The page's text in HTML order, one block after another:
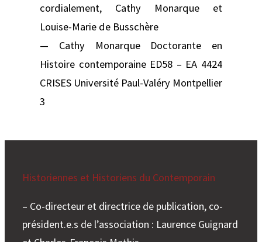
cordialement, Cathy Monarque et
Louise-Marie de Busschère
— Cathy Monarque Doctorante en
Histoire contemporaine ED58 – EA 4424
CRISES Université Paul-Valéry Montpellier
3
Historiennes et Historiens du Contemporain
– Co-directeur et directrice de publication, co-
président.e.s de l’association : Laurence Guignard